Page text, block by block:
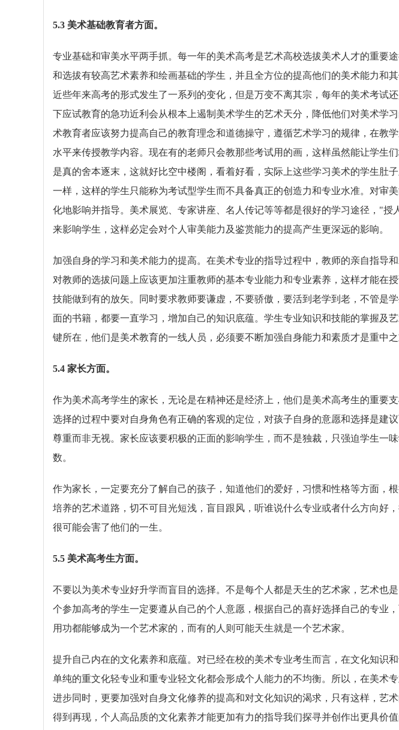
5.3 美术基础教育者方面。
专业基础和审美水平两手抓。每一年的美术高考是艺术高校选拔美术人才的重要
和选拔有较高艺术素养和绘画基础的学生，并且全方位的提高他们的美术能力和
近些年来高考的形式发生了一系列的变化，但是万变不离其宗，每年的美术考试
下应试教育的急功近利会从根本上遏制美术学生的艺术天分，降低他们对美术学
术教育者应该努力提高自己的教育理念和道德操守，遵循艺术学习的规律，在教
水平来传授教学内容。现在有的老师只会教那些考试用的画，这样虽然能让学生
是真的舍本逐末，这就好比空中楼阁，看着好看，实际上这些学习美术的学生肚
一样，这样的学生只能称为考试型学生而不具备真正的创造力和专业水准。对审
化地影响并指导。美术展览、专家讲座、名人传记等等都是很好的学习途径，"授
来影响学生，这样必定会对个人审美能力及鉴赏能力的提高产生更深远的影响。
加强自身的学习和美术能力的提高。在美术专业的指导过程中，教师的亲自指导
对教师的选拔问题上应该更加注重教师的基本专业能力和专业素养，这样才能在
技能做到有的放矢。同时要求教师要谦虚，不要骄傲，要活到老学到老，不管是
面的书籍，都要一直学习，增加自己的知识底蕴。学生专业知识和技能的掌握及
键所在，他们是美术教育的一线人员，必须要不断加强自身能力和素质才是重中
5.4 家长方面。
作为美术高考学生的家长，无论是在精神还是经济上，他们是美术高考生的重要
选择的过程中要对自身角色有正确的客观的定位，对孩子自身的意愿和选择是建
尊重而非无视。家长应该要积极的正面的影响学生，而不是独裁，只强迫学生一
数。
作为家长，一定要充分了解自己的孩子，知道他们的爱好，习惯和性格等方面，
培养的艺术道路，切不可目光短浅，盲目跟风，听谁说什么专业或者什么方向好
很可能会害了他们的一生。
5.5 美术高考生方面。
不要以为美术专业好升学而盲目的选择。不是每个人都是天生的艺术家，艺术也
个参加高考的学生一定要遵从自己的个人意愿，根据自己的喜好选择自己的专业
用功都能够成为一个艺术家的，而有的人则可能天生就是一个艺术家。
提升自己内在的文化素养和底蕴。对已经在校的美术专业考生而言，在文化知识
单纯的重文化轻专业和重专业轻文化都会形成个人能力的不均衡。所以，在美术
进步同时，更要加强对自身文化修养的提高和对文化知识的渴求，只有这样，艺
得到再现，个人高品质的文化素养才能更加有力的指导我们探寻并创作出更具价值